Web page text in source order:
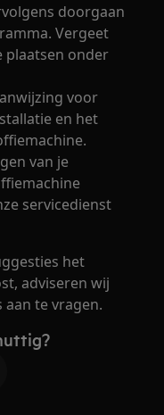
doorgaan
Vergeet
plaatsen onder
voor
en het
van je
servicedienst
het
adviseren wij
aan te vragen.